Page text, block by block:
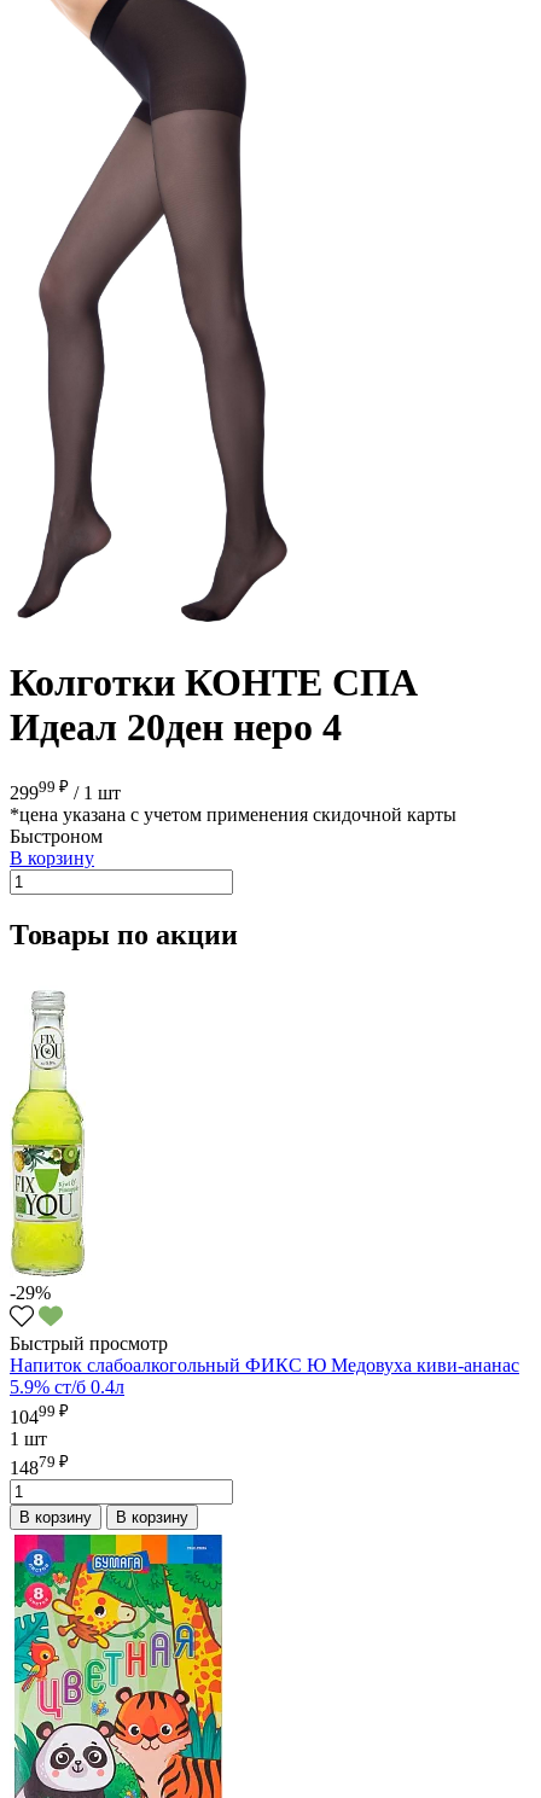
Колготки КОНТЕ СПА
Идеал 20ден неро 4
29999 ₽ / 1 шт
*цена указана с учетом применения скидочной карты
Быстроном
В корзину
Товары по акции
-29%
Быстрый просмотр
Напиток слабоалкогольный ФИКС Ю Медовуха киви-ананас
5.9% ст/б 0.4л
10499 ₽
1 шт
14879 ₽
В корзину В корзину